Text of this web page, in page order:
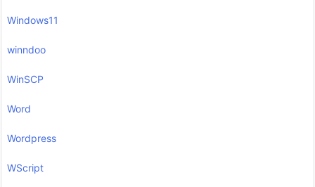
Windows11
winndoo
WinSCP
Word
Wordpress
WScript